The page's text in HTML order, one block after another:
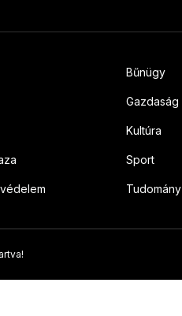
Bűnügy
Gazdaság
Kultúra
Sport
Tudomány